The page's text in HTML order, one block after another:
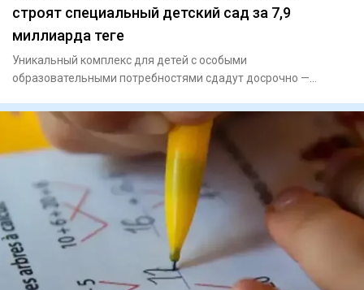
строят специальный детский сад за 7,9
миллиарда теңге
Уникальный комплекс для детей с особыми
образовательными потребностями сдадут досрочно —